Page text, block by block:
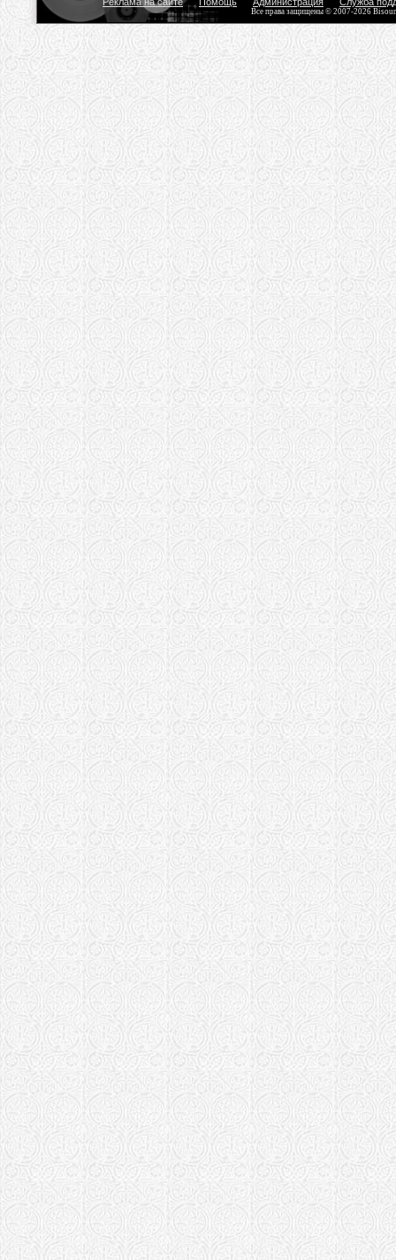
Все права защищены © 2007-2026